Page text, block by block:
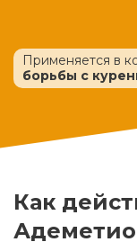
Применяется в
борьбы с
Как